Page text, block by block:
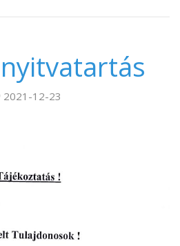
2021-12-23